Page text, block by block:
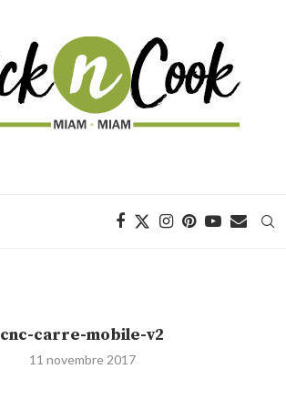
cnc-carre-mobile-v2
11 novembre 2017